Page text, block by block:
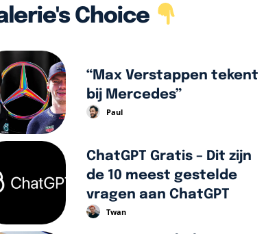
Choice
“Max Verstappen tekent
bij Mercedes”
Paul
ChatGPT Gratis – Dit zijn
de 10 meest gestelde
vragen aan ChatGPT
Twan